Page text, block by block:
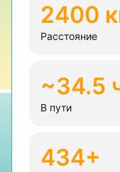
2400
Расстояние
~34.5
В пути
434+